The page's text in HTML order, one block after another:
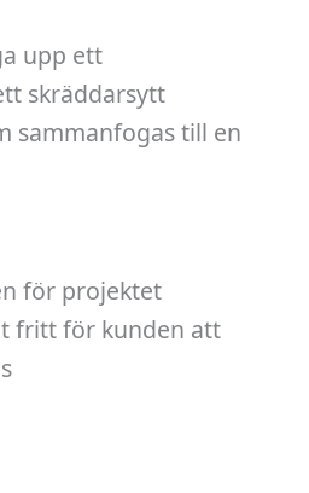
upp ett
skräddarsytt
sammanfogas till en
för projektet
fritt för kunden att